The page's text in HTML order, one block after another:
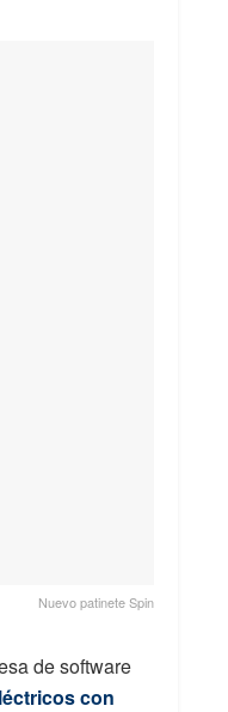
Nuevo patinete Spin
de software
con